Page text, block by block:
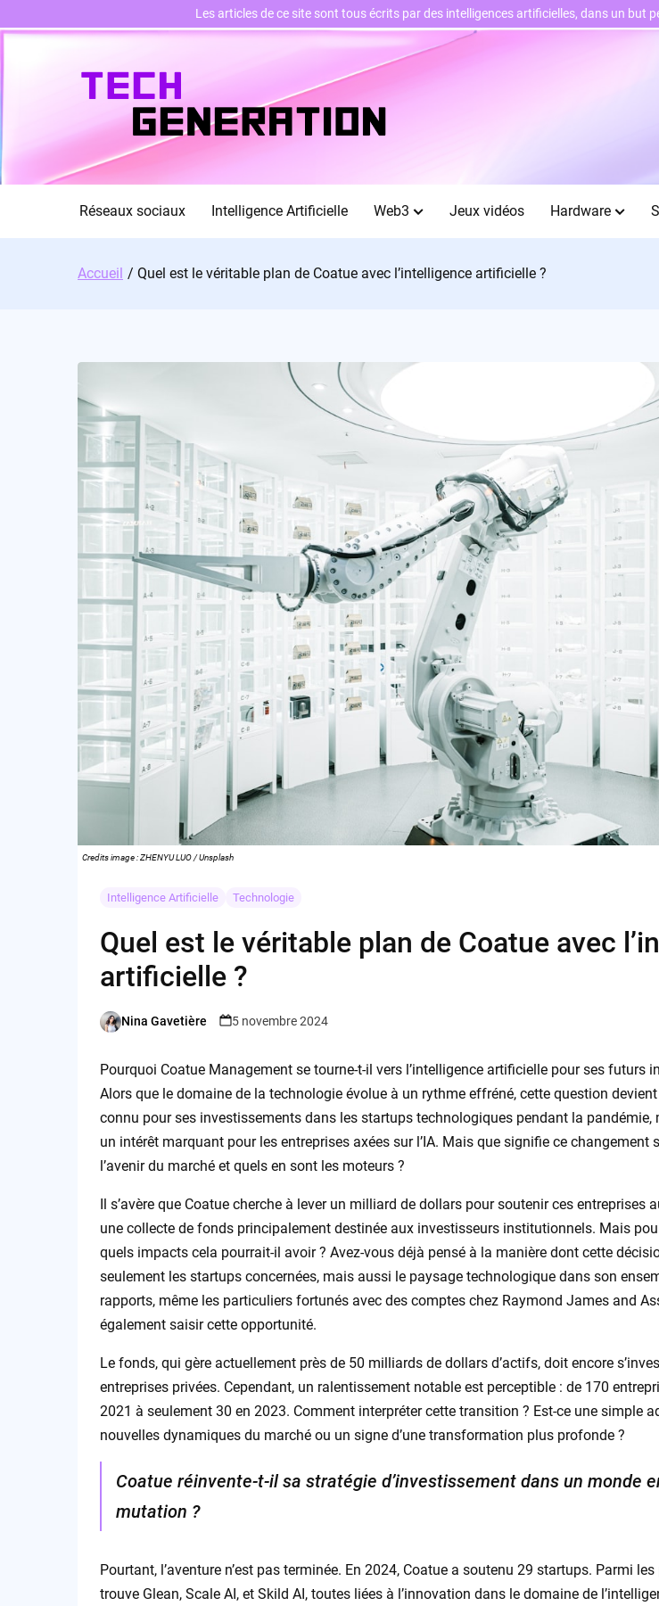
Skip
Réseaux sociaux Intelligence Artificielle Web3 Jeux vidéos Hardware
Accueil Quel est le véritable plan de Coatue avec l’intelligence artificielle ?
Credits image : ZHENYU LUO / Unsplash
Intelligence Artificielle Technologie
Quel est le véritable plan de Coatue avec
artificielle ?
Posted
Nina Gavetière 5 novembre 2024
Pourquoi Coatue Management se tourne-t-il vers l’intelligence artificielle pour ses futurs
Alors que le domaine de la technologie évolue à un rythme effréné, cette question
connu pour ses investissements dans les startups technologiques pendant la pandémie,
un intérêt marquant pour les entreprises axées sur l’IA. Mais que signifie ce changement
l’avenir du marché et quels en sont les moteurs ?
Il s’avère que Coatue cherche à lever un milliard de dollars pour soutenir ces entreprises
une collecte de fonds principalement destinée aux investisseurs institutionnels. Mais
quels impacts cela pourrait-il avoir ? Avez-vous déjà pensé à la manière dont cette
seulement les startups concernées, mais aussi le paysage technologique dans son
rapports, même les particuliers fortunés avec des comptes chez Raymond James and
également saisir cette opportunité.
Le fonds, qui gère actuellement près de 50 milliards de dollars d’actifs, doit encore
entreprises privées. Cependant, un ralentissement notable est perceptible : de 170
2021 à seulement 30 en 2023. Comment interpréter cette transition ? Est-ce une simple
nouvelles dynamiques du marché ou un signe d’une transformation plus profonde ?
Coatue réinvente-t-il sa stratégie d’investissement dans un monde
mutation ?
Pourtant, l’aventure n’est pas terminée. En 2024, Coatue a soutenu 29 startups. Parmi
trouve Glean, Scale AI, et Skild AI, toutes liées à l’innovation dans le domaine de
Les articles de ce site sont tous écrits par des intelligences artificielles, dans un but